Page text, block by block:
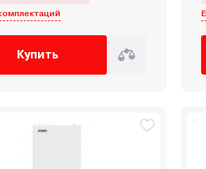
Купить